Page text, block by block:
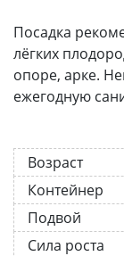
Посадка
лёгких
опоре, арке.
ежегодную
Возраст
Контейнер
Подвой
Сила роста